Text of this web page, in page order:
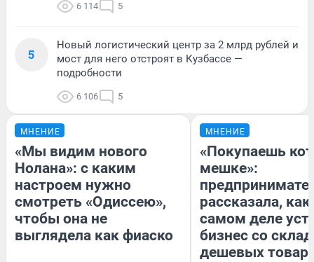
6 114 5
5
Новый логистический центр за 2 млрд рублей и
мост для него отстроят в Кузбассе —
подробности
6 106 5
МНЕНИЕ
«Мы видим нового
Нолана»: с каким
настроем нужно
смотреть «Одиссею»,
чтобы она не
выглядела как фиаско
МНЕНИЕ
«Покупаешь
мешке»:
рассказала, как
самом деле
бизнес со
дешевых